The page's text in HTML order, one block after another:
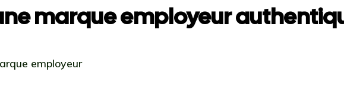
marque employeur
employeur